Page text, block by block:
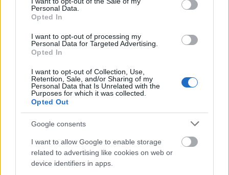
Personal Data.
Opted In
I want to opt-out of processing my
Personal Data for Targeted Advertising.
Opted In
I want to opt-out of Collection, Use,
Retention, Sale, and/or Sharing of my
Personal Data that Is Unrelated with the
Purposes for which it was collected.
Opted Out
Google consents
I want to allow Google to enable storage
related to advertising like cookies on web or
device identifiers in apps.
miért nem nyílnak ki azonnal, mikor
csomagom, meg a tartalma közötte volt.) Ha
esetleg a lábamat csukja oda, akkor is így
marad kb két percig? Vagy esetleg még csak
ki sem nyílik, s a Pillangó utcai megállónál
tudok szabadulni?
Mi a kötelessége azon kollégáinak akik ilyen
esetet látnak? Mit kell és mit lehet tenniük
hasonló szituációban? Mi tartott kb két
percig? Miért van az, hogy vészjelzést kap a
kocsi vezetője, s mégsem történik semmi?